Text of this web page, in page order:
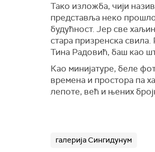
Тако изложба, чији
представља неко
будућност. Јер све
стара призренска
Тина Радовић, баш као
Као минијатуре, беле
времена и простора па
лепоте, већ и њених
галерија Сингидунум